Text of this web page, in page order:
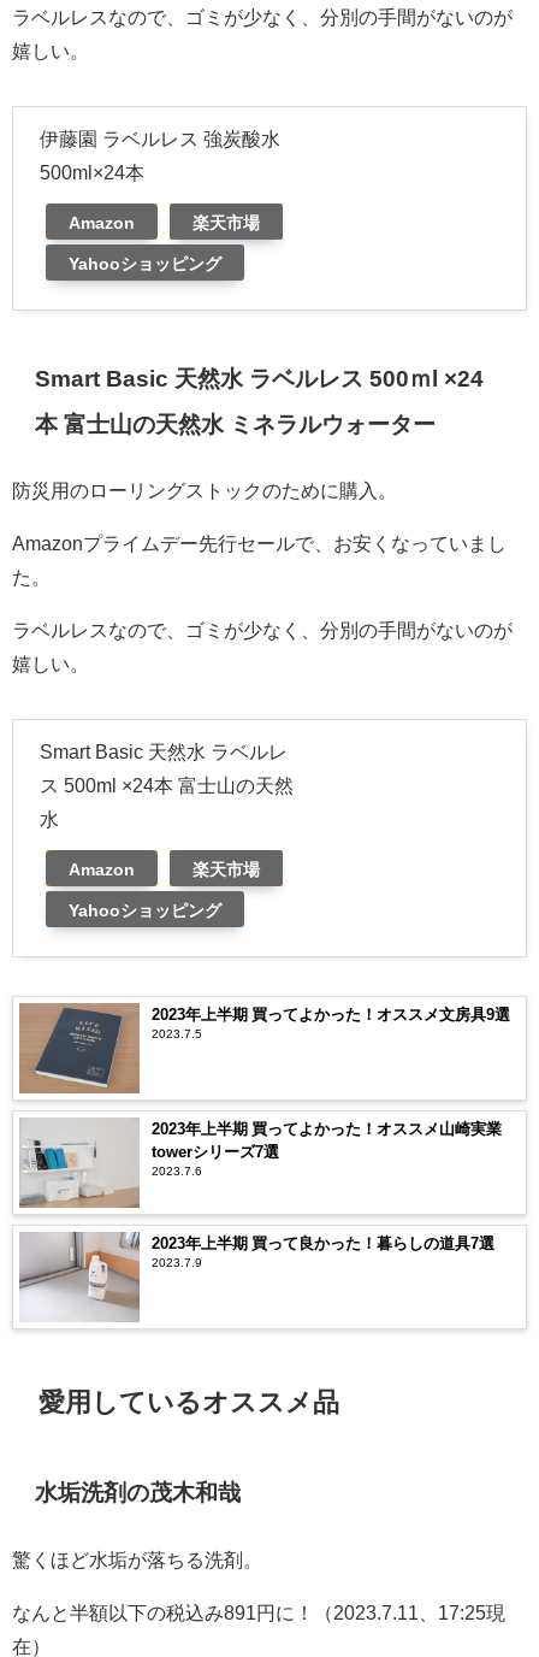
ラベルレスなので、ゴミが少なく、分別の手間がないのが
嬉しい。
伊藤園 ラベルレス 強炭酸水
500ml×24本
Amazon 楽天市場
Yahooショッピング
Smart Basic 天然水 ラベルレス 500ｍl ×24
本 富士山の天然水 ミネラルウォーター
防災用のローリングストックのために購入。
Amazonプライムデー先行セールで、お安くなっていまし
た。
ラベルレスなので、ゴミが少なく、分別の手間がないのが
嬉しい。
Smart Basic 天然水 ラベルレ
ス 500ml ×24本 富士山の天然
水
Amazon 楽天市場
Yahooショッピング
2023年上半期 買ってよかった！オススメ文房具9選
2023.7.5
2023年上半期 買ってよかった！オススメ山崎実業
towerシリーズ7選
2023.7.6
2023年上半期 買って良かった！暮らしの道具7選
2023.7.9
愛用しているオススメ品
水垢洗剤の茂木和哉
驚くほど水垢が落ちる洗剤。
なんと半額以下の税込み891円に！（2023.7.11、17:25現
在）